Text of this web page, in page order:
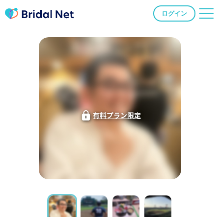
ログイン
有料プラン限定